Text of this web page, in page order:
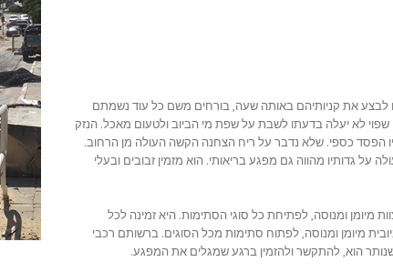
את קניותיהם באותה שעה, בורחים משם כל עוד נשמתם
לא יעלה בדעתו לשבת על שפת מי הביוב ולטעום מאכל. הנזק
הפסד כספי. שלא נדבר על ריח הצחנה הקשה העולה מן הרחוב.
גדותיו מהווה גם מפגע בריאותי. הוא מזמין זבובים ובעלי
מיומן ומנוסה, לפתיחת כל סוגי הסתימות. היא זמינה לכל
מיומן ומנוסה, לפתוח סתימות מכל הסוגים. ברשותם רכבי
הוא, להתקשר ולהזמין ברגע שמגלים את המפגע.